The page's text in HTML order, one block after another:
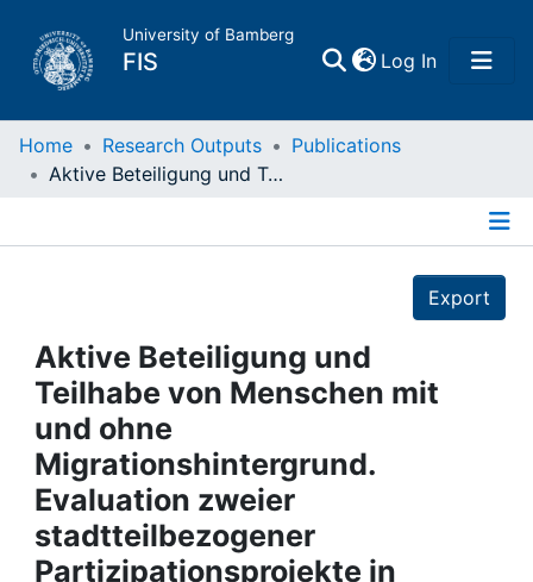
University of Bamberg
FIS Log In(current)
Home
Projects
People
Institutions
Awards
Home Research Outputs
Publications
Aktive Beteiligung und Teilhabe von Menschen mit und ohne Migrationshintergrund. Evaluation zweier stadtteilbezogener Partizipationsprojekte in Nürnberg-Langwasser und Erlangen-Anger
Export
Aktive Beteiligung und
Teilhabe von Menschen mit
und ohne
Migrationshintergrund.
Evaluation zweier
stadtteilbezogener
Partizipationsprojekte in